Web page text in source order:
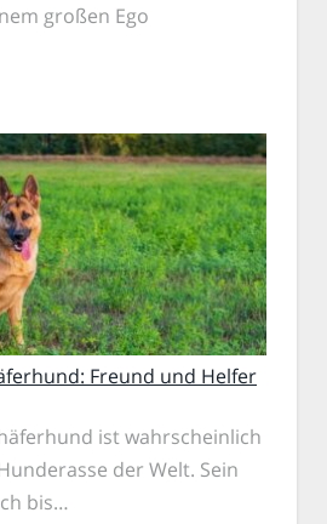
großen Ego
Freund und Helfer
ist wahrscheinlich
der Welt. Sein
bis…